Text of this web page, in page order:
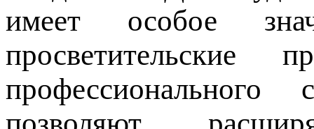
имеет особое
просветительские